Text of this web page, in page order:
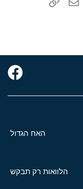
האח הגדול
הלוואות רק תבקש